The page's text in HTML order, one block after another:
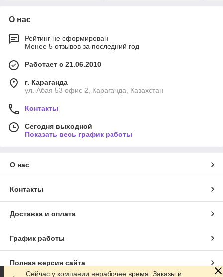
О нас
Рейтинг не сформирован
Менее 5 отзывов за последний год
Работает с 21.06.2010
г. Караганда
ул. Абая 53 офис 2, Караганда, Казахстан
Контакты
Сегодня выходной
Показать весь график работы
О нас
Контакты
Доставка и оплата
График работы
Полная версия сайта
Сейчас у компании нерабочее время. Заказы и